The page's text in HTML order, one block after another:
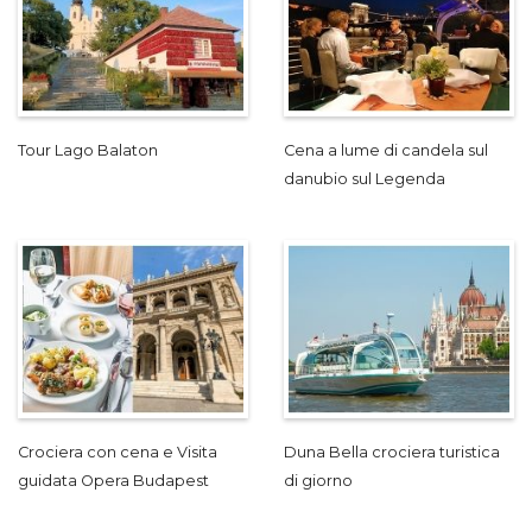
Tour Lago Balaton
Cena a lume di candela sul
danubio sul Legenda
Crociera con cena e Visita
guidata Opera Budapest
Duna Bella crociera turistica
di giorno